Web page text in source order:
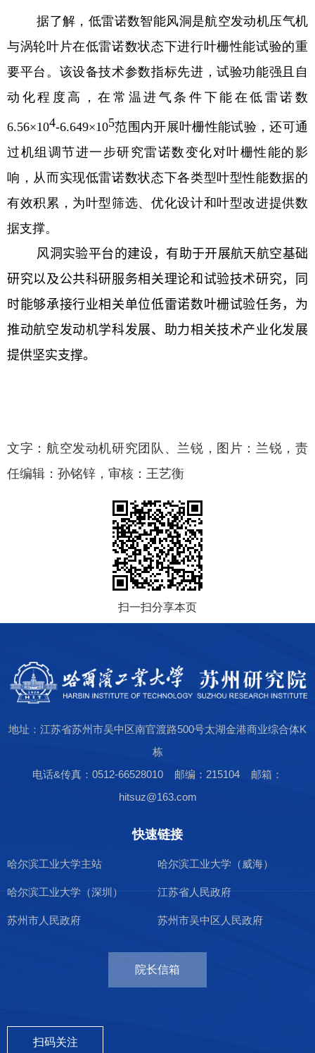
据了解，低雷诺数智能风洞是航空发动机压气机
与涡轮叶片在低雷诺数状态下进行叶栅性能试验的重
要平台。该设备技术参数指标先进，试验功能强且自
动化程度高，在常温进气条件下能在低雷诺数
6.56×104-6.649×105范围内开展叶栅性能试验，还可通
过机组调节进一步研究雷诺数变化对叶栅性能的影
响，从而实现低雷诺数状态下各类型叶型性能数据的
有效积累，为叶型筛选、优化设计和叶型改进提供数
据支撑。
风洞实验平台的建设 ，有助于开展航天航空基础
研究以及公共科研服务相关理论和 试验技术研究，
同
时能够承接行业相关单位低雷诺数叶栅试验任务， 为
推动航空发动机学科发展、 助力相关技术产业化发展
提供坚实支撑。
文字：航空发动机研究团队、兰锐，图片：兰锐，责
任编辑：孙铭锌，审核：王艺衡
扫一扫分享本页
地址：江苏省苏州市吴中区南官渡路500号太湖金港商业综合体K
栋
电话&传真：0512-66528010 邮编：215104 邮箱：
hitsuz@163.com
快速链接
哈尔滨工业大学主站 哈尔滨工业大学（威海）
哈尔滨工业大学（深圳） 江苏省人民政府
苏州市人民政府 苏州市吴中区人民政府
院长信箱
扫码关注